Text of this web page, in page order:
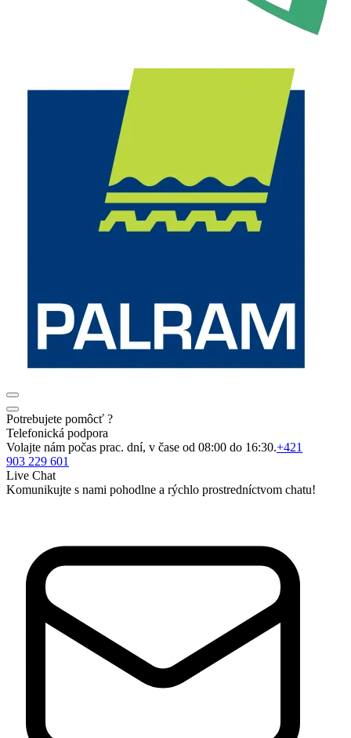
Potrebujete pomôcť ?
Telefonická podpora
Volajte nám počas prac. dní, v čase od 08:00 do 16:30.+421
903 229 601
Live Chat
Komunikujte s nami pohodlne a rýchlo prostredníctvom chatu!